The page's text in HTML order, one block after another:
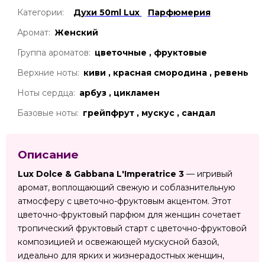
Категории:
Духи 50ml Lux
Парфюмерия
Аромат: Женский
Группа ароматов: цветочные , фруктовые
Верхние ноты: киви , красная смородина , ревень
Ноты сердца: арбуз , цикламен
Базовые ноты: грейпфрут , мускус , сандал
Описание
Lux Dolce & Gabbana L'Imperatrice 3 — игривый
аромат, воплощающий свежую и соблазнительную
атмосферу с цветочно-фруктовым акцентом. Этот
цветочно-фруктовый парфюм для женщин сочетает
тропический фруктовый старт с цветочно-фруктовой
композицией и освежающей мускусной базой,
идеально для ярких и жизнерадостных женщин,